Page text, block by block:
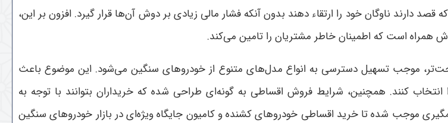
ناوگان خود را ارتقاء دهند بدون آنکه فشار مالی زیادی بر دوش آن‌ها قرار گیرد. افزون بر این،
است که اطمینان خاطر مشتریان را تامین می‌کند.
موجب تسهیل دسترسی به انواع مدل‌های متنوع از خودروهای سنگین می‌شود. این موضوع باعث
انتخاب کنند. همچنین، شرایط فروش اقساطی به گونه‌ای طراحی شده که خریداران بتوانند با توجه به
موجب شده تا خرید اقساطی خودروهای کشنده و کامیون جایگاه ویژه‌ای در بازار خودروهای سنگین